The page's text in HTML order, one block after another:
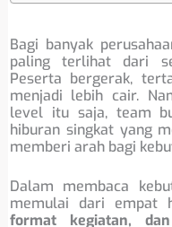
Bagi banyak
paling terlihat dari
Peserta bergerak,
menjadi lebih cair.
level itu saja, team
hiburan singkat yang
memberi arah bagi
Dalam membaca
memulai dari empat
format kegiatan,